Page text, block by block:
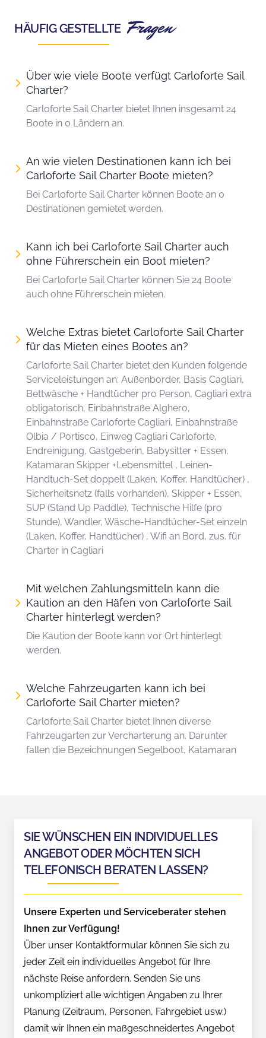
HÄUFIG GESTELLTE Fragen
Über wie viele Boote verfügt Carloforte Sail
Charter?
Carloforte Sail Charter bietet Ihnen insgesamt 24
Boote in 0 Ländern an.
An wie vielen Destinationen kann ich bei
Carloforte Sail Charter Boote mieten?
Bei Carloforte Sail Charter können Boote an 0
Destinationen gemietet werden.
Kann ich bei Carloforte Sail Charter auch
ohne Führerschein ein Boot mieten?
Bei Carloforte Sail Charter können Sie 24 Boote
auch ohne Führerschein mieten.
Welche Extras bietet Carloforte Sail Charter
für das Mieten eines Bootes an?
Carloforte Sail Charter bietet den Kunden folgende
Serviceleistungen an: Außenborder, Basis Cagliari,
Bettwäsche + Handtücher pro Person, Cagliari extra
obligatorisch, Einbahnstraße Alghero,
Einbahnstraße Carloforte Cagliari, Einbahnstraße
Olbia / Portisco, Einweg Cagliari Carloforte,
Endreinigung, Gastgeberin, Babysitter + Essen,
Katamaran Skipper +Lebensmittel , Leinen-
Handtuch-Set doppelt (Laken, Koffer, Handtücher) ,
Sicherheitsnetz (falls vorhanden), Skipper + Essen,
SUP (Stand Up Paddle), Technische Hilfe (pro
Stunde), Wandler, Wäsche-Handtücher-Set einzeln
(Laken, Koffer, Handtücher) , Wifi an Bord, zus. für
Charter in Cagliari
Mit welchen Zahlungsmitteln kann die
Kaution an den Häfen von Carloforte Sail
Charter hinterlegt werden?
Die Kaution der Boote kann vor Ort hinterlegt
werden.
Welche Fahrzeugarten kann ich bei
Carloforte Sail Charter mieten?
Carloforte Sail Charter bietet Ihnen diverse
Fahrzeugarten zur Vercharterung an. Darunter
fallen die Bezeichnungen Segelboot, Katamaran
SIE WÜNSCHEN EIN INDIVIDUELLES
ANGEBOT ODER MÖCHTEN SICH
TELEFONISCH BERATEN LASSEN?
Unsere Experten und Serviceberater stehen
Ihnen zur Verfügung!
Über unser Kontaktformular können Sie sich zu
jeder Zeit ein individuelles Angebot für Ihre
nächste Reise anfordern. Senden Sie uns
unkompliziert alle wichtigen Angaben zu Ihrer
Planung (Zeitraum, Personen, Fahrgebiet usw.)
damit wir Ihnen ein maßgeschneidertes Angebot